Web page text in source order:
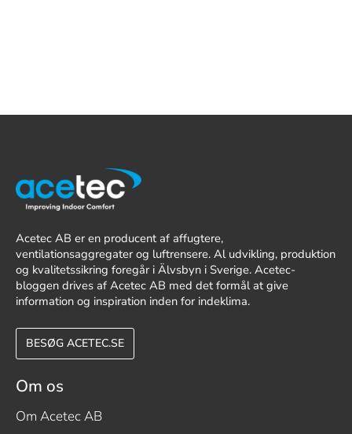
Acetec AB er en producent af affugtere,
ventilationsaggregater og luftrensere. Al udvikling, produktion
og kvalitetssikring foregår i Älvsbyn i Sverige. Acetec-
bloggen drives af Acetec AB med det formål at give
information og inspiration inden for indeklima.
BESØG ACETEC.SE
Om os
Om Acetec AB